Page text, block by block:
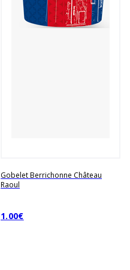
Gobelet Berrichonne Château
Raoul
1.00€